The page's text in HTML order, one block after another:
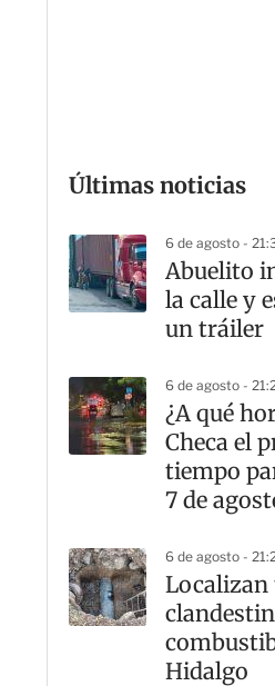
Últimas noticias
6 de agosto -
Abuelito
la calle y
un tráiler
6 de agosto -
¿A qué
Checa el
tiempo
7 de
6 de agosto -
Localizan
Hidalgo